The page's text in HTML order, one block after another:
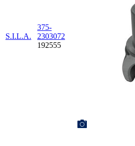
S.I.L.A.
375-
2303072
192555